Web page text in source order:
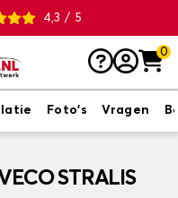
4,3 / 5
0
Foto's Vragen
STRALIS